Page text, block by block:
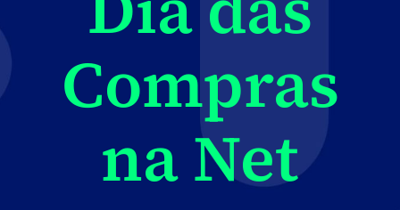
Compras
na Net